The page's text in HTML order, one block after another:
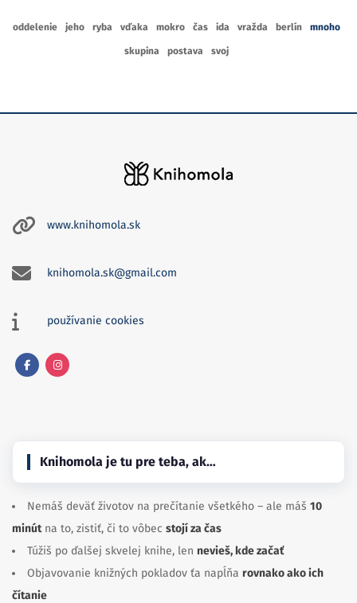
oddelenie jeho ryba vďaka mokro čas ida vražda berlín mnoho
skupina postava svoj
www.knihomola.sk
knihomola.sk@gmail.com
používanie cookies
Knihomola je tu pre teba, ak…
Nemáš deväť životov na prečítanie všetkého – ale máš 10
minútna to, zistiť, či to vôbec stojí za čas
Túžiš po ďalšej skvelej knihe, len nevieš, kde začať
Objavovanie knižných pokladov ťa napĺňa rovnako ako ich
čítanie